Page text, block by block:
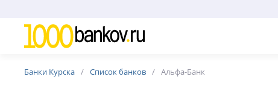
Банки Курска Список банков Альфа-Банк